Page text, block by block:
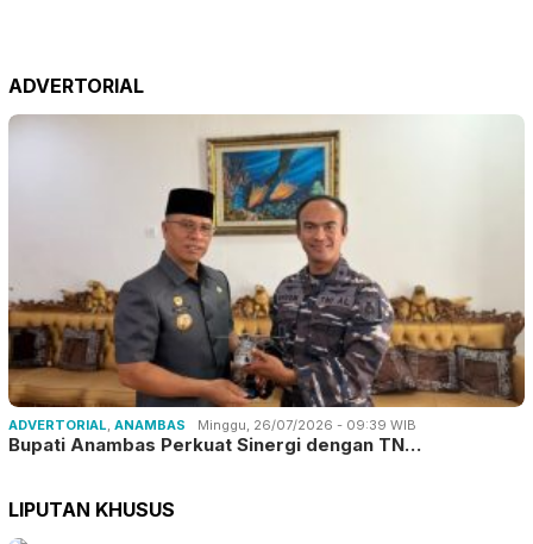
ADVERTORIAL
ADVERTORIAL, ANAMBAS Minggu, 26/07/2026 - 09:39 WIB
Bupati Anambas Perkuat Sinergi dengan TN…
LIPUTAN KHUSUS